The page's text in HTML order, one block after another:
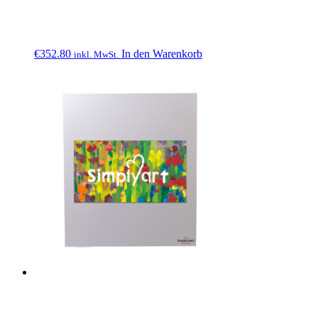
€352.80 inkl. MwSt. In den Warenkorb